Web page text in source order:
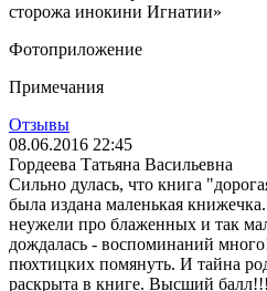
сторожа инокини Игнатии»
Фотоприложение
Примечания
Отзывы
08.06.2016 22:45
Гордеева Татьяна Васильевна
Сильно дулась, что книга
была издана маленькая
неужели про блаженных и так
дождалась - воспоминаний
пюхтицких помянуть. И тайна
раскрыта в книге. Высший балл!!!